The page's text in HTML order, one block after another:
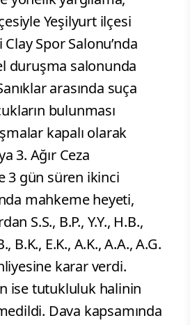
Yeşilyurt ilçesi
Spor Salonu’nda
duruşma salonunda
arasında suça
bulunması
kapalı olarak
3. Ağır Ceza
3 gün süren ikinci
mahkeme heyeti,
S.S., B.P., Y.Y., H.B.,
B.K., E.K., A.K., A.A., A.G.
karar verdi.
ise tutukluluk halinin
Dava kapsamında